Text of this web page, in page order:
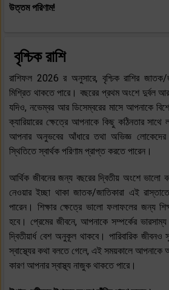
উত্তম পরিণাম!
বৃশ্চিক রাশি
রাশিফল 2026 র অনুসারে, বৃশ্চিক রাশির
মিশ্রিত থাকতে পারে। বছরের প্রথম অংশে দুর্বল
যদিও, নভেম্বর আর ডিসেম্বরের মাসে আপনাকে
ক্যারিয়ারের ক্ষেত্রে আপনাকে কিছু কঠিনতার
আপনার অনুভবের আঁধারে তথা অভিজ্ঞ লোকেদের
স্থিতিতে স্বার্থক পরিণাম প্রাপ্ত করতে পারেন।
আর্থিক জীবনের জন্য বছরের দ্বিতীয় অংশে ভালো
নেওয়ার ইচ্ছা থাকা জাতক/জাতিকারা এই
পারেন। শিক্ষার ক্ষেত্রে ভালো ফলাফলের জন্য
হবে। প্রেমের জীবনে, আপনাকে সম্পর্কের
দ্বিতীয়ার্ধ বেশ অনুকূল থাকবে। পারিবারিক জীবনও
স্বাস্থ্যের কথা বলতে গেলে, এই সময়কালে আপনাকে
কারণ আপনার স্বাস্থ্য নাজুক থাকতে পারে।